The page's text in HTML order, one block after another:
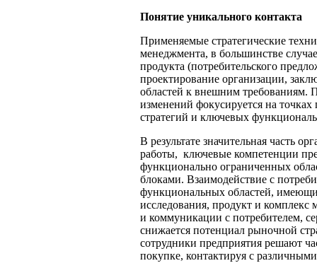
Понятие уникального контакта
Применяемые стратегические
менеджмента, в большинстве
продукта (потребительского
проектирование организации,
областей к внешним требованиям.
изменений фокусируется на
стратегий и ключевых
В результате значительная часть
работы, ключевые компетенции
функционально ограниченных
блоками. Взаимодействие с
функциональных областей,
исследования, продукт и комплекс
и коммуникации с потребителем,
снижается потенциал рыночной
сотрудники предприятия решают
покупке, контактируя с